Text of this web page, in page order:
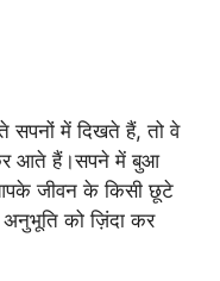
सपनों में दिखते हैं, तो वे
आते हैं।सपने में बुआ
जीवन के किसी छूटे
अनुभूति को ज़िंदा कर